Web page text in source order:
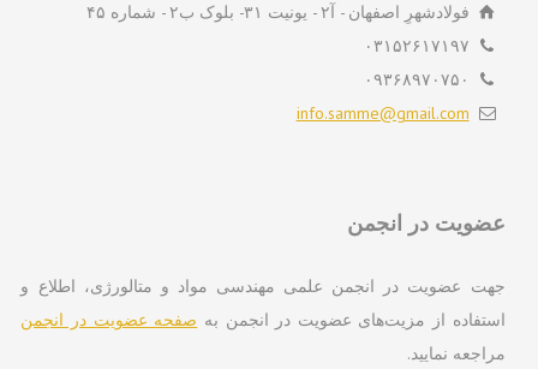
فولادشهرِ اصفهان - آ۲ - یونیت ۳۱- بلوک ب۲ - شماره ۴۵
۰۳۱۵۲۶۱۷۱۹۷
۰۹۳۶۸۹۷۰۷۵۰
info.samme@gmail.com
در انجمن
عضویت در انجمن علمی مهندسی مواد و متالورژی، اطلاع و
از مزیت‌های عضویت در انجمن بهصفحه عضویت در انجمن
نمایید.